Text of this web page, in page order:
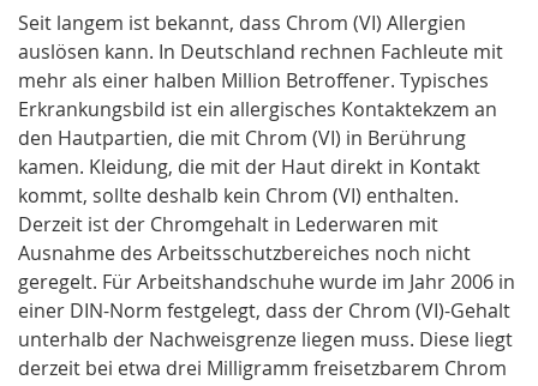
Seit langem ist bekannt, dass Chrom (VI) Allergien
auslösen kann. In Deutschland rechnen Fachleute mit
mehr als einer halben Million Betroffener. Typisches
Erkrankungsbild ist ein allergisches Kontaktekzem an
den Hautpartien, die mit Chrom (VI) in Berührung
kamen. Kleidung, die mit der Haut direkt in Kontakt
kommt, sollte deshalb kein Chrom (VI) enthalten.
Derzeit ist der Chromgehalt in Lederwaren mit
Ausnahme des Arbeitsschutzbereiches noch nicht
geregelt. Für Arbeitshandschuhe wurde im Jahr 2006 in
einer DIN-Norm festgelegt, dass der Chrom (VI)-Gehalt
unterhalb der Nachweisgrenze liegen muss. Diese liegt
derzeit bei etwa drei Milligramm freisetzbarem Chrom